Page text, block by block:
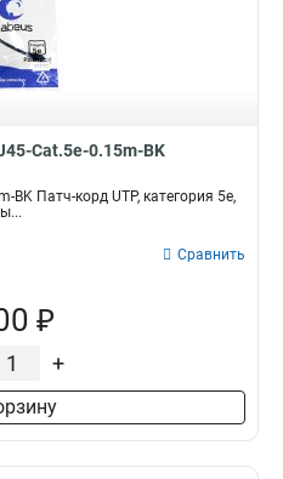
Cat.5e-0.15m-BK
BK Патч-корд UTP, категория 5e,
Сравнить
₽
+